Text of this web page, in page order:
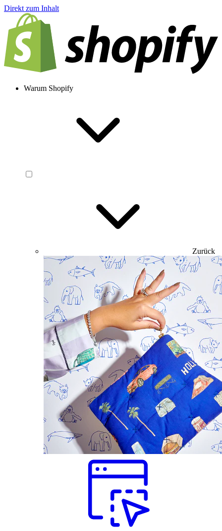
Direkt zum Inhalt
Warum Shopify
Zurück